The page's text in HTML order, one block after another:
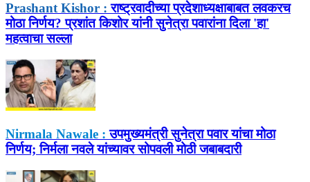
Prashant Kishor : राष्ट्रवादीच्या प्रदेशाध्यक्षाबाबत लवकरच
मोठा निर्णय? प्रशांत किशोर यांनी सुनेत्रा पवारांना दिला 'हा'
महत्वाचा सल्ला
Nirmala Nawale : उपमुख्यमंत्री सुनेत्रा पवार यांचा मोठा
निर्णय; निर्मला नवले यांच्यावर सोपवली मोठी जबाबदारी